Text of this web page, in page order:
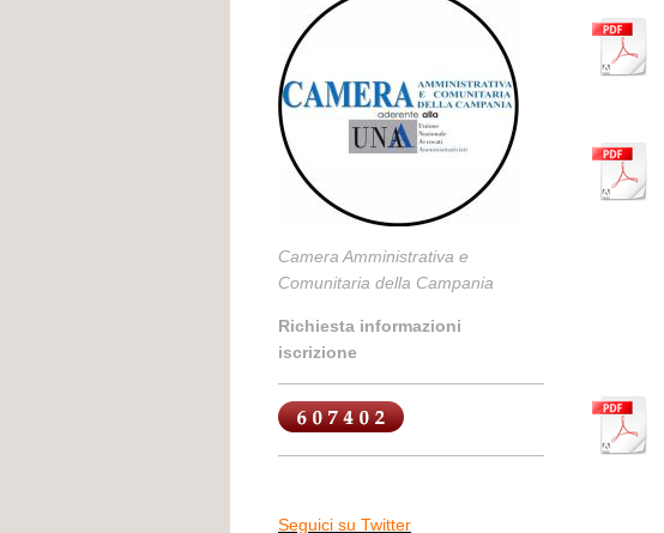
Camera Amministrativa e
Comunitaria della Campania
Richiesta informazioni
iscrizione
Seguici su Twitter